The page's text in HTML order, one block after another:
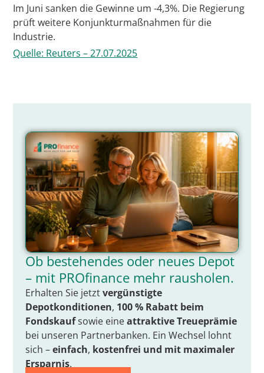
Im Juni sanken die Gewinne um -4,3%. Die Regierung
prüft weitere Konjunkturmaßnahmen für die
Industrie.
Quelle: Reuters – 27.07.2025
Ob bestehendes oder neues Depot
– mit PROfinance mehr rausholen.
Erhalten Sie jetztvergünstigte
Depotkonditionen, 100 % Rabatt beim
Fondskaufsowie eineattraktive Treueprämie
bei unseren Partnerbanken. Ein Wechsel lohnt
sich –einfach, kostenfrei und mit maximaler
Ersparnis.